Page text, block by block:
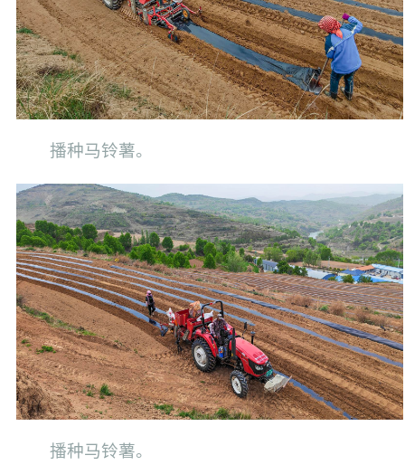
播种马铃薯。
播种马铃薯。